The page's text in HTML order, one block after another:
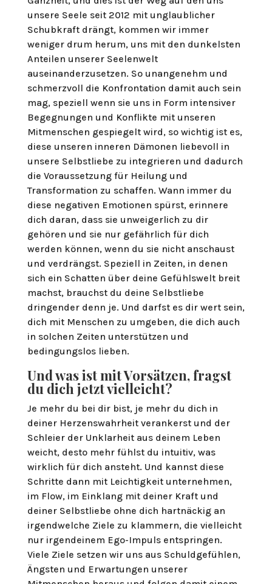
unsere Seele seit 2012 mit unglaublicher
Schubkraft drängt, kommen wir immer
weniger drum herum, uns mit den dunkelsten
Anteilen unserer Seelenwelt
auseinanderzusetzen. So unangenehm und
schmerzvoll die Konfrontation damit auch sein
mag, speziell wenn sie uns in Form intensiver
Begegnungen und Konflikte mit unseren
Mitmenschen gespiegelt wird, so wichtig ist es,
diese unseren inneren Dämonen liebevoll in
unsere Selbstliebe zu integrieren und dadurch
die Voraussetzung für Heilung und
Transformation zu schaffen. Wann immer du
diese negativen Emotionen spürst, erinnere
dich daran, dass sie unweigerlich zu dir
gehören und sie nur gefährlich für dich
werden können, wenn du sie nicht anschaust
und verdrängst. Speziell in Zeiten, in denen
sich ein Schatten über deine Gefühlswelt breit
machst, brauchst du deine Selbstliebe
dringender denn je. Und darfst es dir wert sein,
dich mit Menschen zu umgeben, die dich auch
in solchen Zeiten unterstützen und
bedingungslos lieben.
Und was ist mit Vorsätzen, fragst
du dich jetzt vielleicht?
Je mehr du bei dir bist, je mehr du dich in
deiner Herzenswahrheit verankerst und der
Schleier der Unklarheit aus deinem Leben
weicht, desto mehr fühlst du intuitiv, was
wirklich für dich ansteht. Und kannst diese
Schritte dann mit Leichtigkeit unternehmen,
im Flow, im Einklang mit deiner Kraft und
deiner Selbstliebe ohne dich hartnäckig an
irgendwelche Ziele zu klammern, die vielleicht
nur irgendeinem Ego-Impuls entspringen.
Viele Ziele setzen wir uns aus Schuldgefühlen,
Ängsten und Erwartungen unserer